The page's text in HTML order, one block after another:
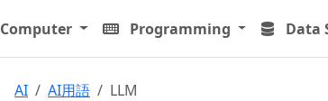
Computer Programming Data
AI AI用語 LLM